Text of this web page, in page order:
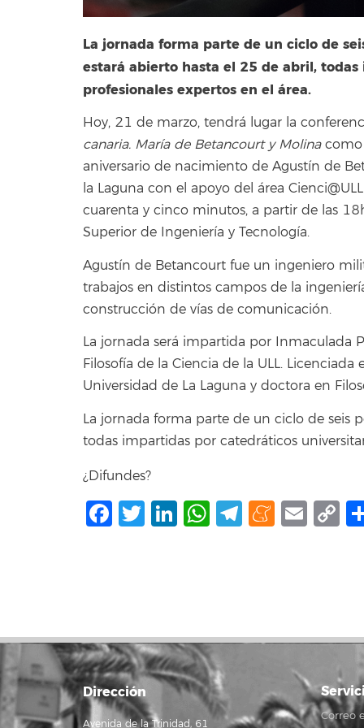
La jornada forma parte de un ciclo de
estará abierto hasta el 25 de abril,
profesionales expertos en el área.
Hoy, 21 de marzo, tendrá lugar la
canaria. María de Betancourt y Molinacomo
aniversario de nacimiento de Agustín de
la Laguna con el apoyo del área
cuarenta y cinco minutos, a partir de las
Superior de Ingeniería y Tecnología.
Agustín de Betancourt fue un ingeniero
trabajos en distintos campos de la
construcción de vías de comunicación.
La jornada será impartida por Inmaculada
Filosofía de la Ciencia de la ULL.
Universidad de La Laguna y doctora en
La jornada forma parte de un ciclo de seis
todas impartidas por catedráticos
¿Difundes?
Facebook
Twitter
LinkedIn
WhatsApp
Telegram
Dirección
Avenida de la Trinidad, 61
Correo